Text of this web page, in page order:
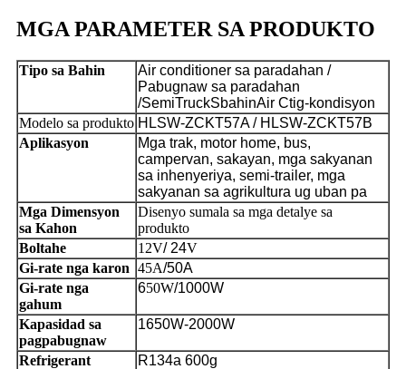
MGA PARAMETER SA PRODUKTO
Tipo sa Bahin
Air conditioner sa paradahan /
Pabugnaw sa paradahan
/SemiTruckSbahinAir Ctig-kondisyon
Modelo sa produkto HLSW-ZCKT57A / HLSW-ZCKT57B
Aplikasyon
Mga trak, motor home, bus,
campervan, sakayan, mga sakyanan
sa inhenyeriya, semi-trailer, mga
sakyanan sa agrikultura ug uban pa
Mga Dimensyon
sa Kahon
Disenyo sumala sa mga detalye sa
produkto
Boltahe
12V/ 24V
Gi-rate nga karon 45A/50A
Gi-rate nga
gahum
650W/1000W
Kapasidad sa
pagpabugnaw
1650W-2000W
Refrigerant
R134a 600g